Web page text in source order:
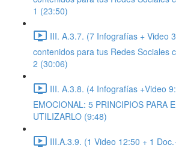
1 (23:50)
III. A.3.7. (7 Infografías + Video
contenidos para tus Redes Sociales
2 (30:06)
III. A.3.8. (4 Infografías +Video
EMOCIONAL: 5 PRINCIPIOS PARA
UTILIZARLO (9:48)
III.A.3.9. (1 Video 12:50 + 1